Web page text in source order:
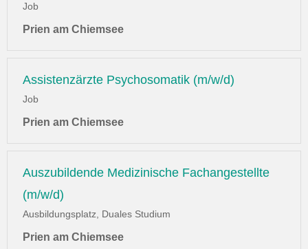
Job
Prien am Chiemsee
Assistenzärzte Psychosomatik (m/w/d)
Job
Prien am Chiemsee
Auszubildende Medizinische Fachangestellte
(m/w/d)
Ausbildungsplatz, Duales Studium
Prien am Chiemsee